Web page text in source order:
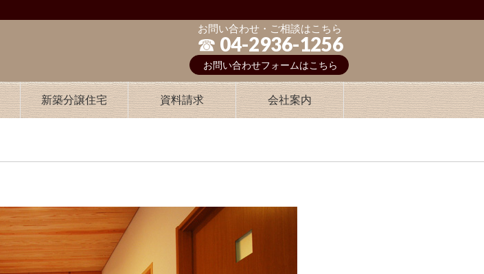
お問い合わせ・ご相談はこちら
☎︎ 04-2936-1256
お問い合わせフォームはこちら
新築分譲住宅 資料請求 会社案内